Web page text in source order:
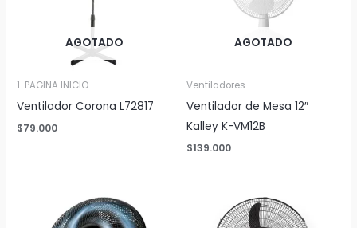
AGOTADO
1-PAGINA INICIO
Ventilador Corona L72817
$79.000
AGOTADO
Ventiladores
Ventilador de Mesa 12″
Kalley K-VM12B
$139.000